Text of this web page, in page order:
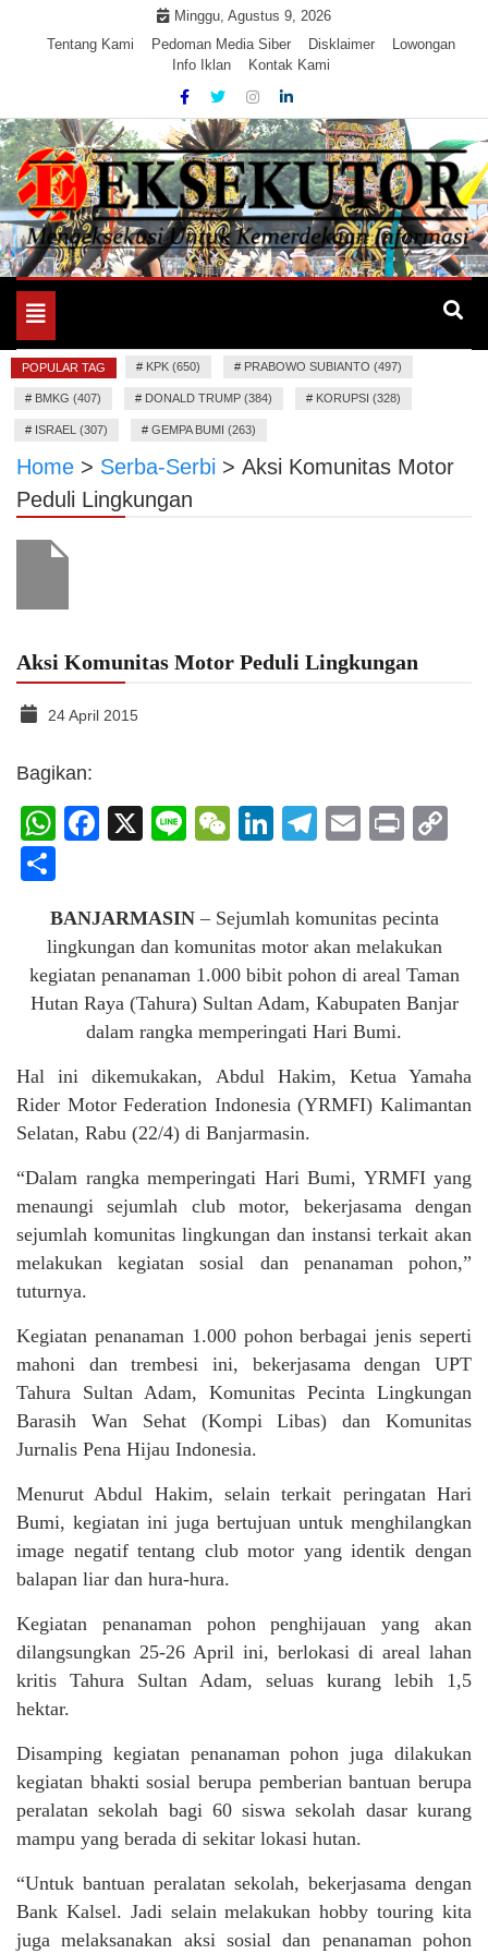
Minggu, Agustus 9, 2026
Tentang Kami
Pedoman Media Siber Disklaimer
Lowongan
Info Iklan
Kontak Kami
EKSEKUTOR
Mengeksekusi Berita Untuk Kemerdekaan dan Keadilan
Toggle
navigation
POPULAR TAG # KPK (650) # PRABOWO SUBIANTO (497)
# BMKG (407) # DONALD TRUMP (384) # KORUPSI (328)
# ISRAEL (307) # GEMPA BUMI (263)
Home > Serba-Serbi > Aksi Komunitas Motor
Peduli Lingkungan
Aksi Komunitas Motor Peduli Lingkungan
24 April 2015
Bagikan:
WhatsApp
Facebook
X LineWeChat
LinkedIn
Telegram
Email
Print
BANJARMASIN– Sejumlah komunitas pecinta
lingkungan dan komunitas motor akan melakukan
kegiatan penanaman 1.000 bibit pohon di areal Taman
Hutan Raya (Tahura) Sultan Adam, Kabupaten Banjar
dalam rangka memperingati Hari Bumi.
Hal ini dikemukakan, Abdul Hakim, Ketua Yamaha
Rider Motor Federation Indonesia (YRMFI) Kalimantan
Selatan, Rabu (22/4) di Banjarmasin.
“Dalam rangka memperingati Hari Bumi, YRMFI yang
menaungi sejumlah club motor, bekerjasama dengan
sejumlah komunitas lingkungan dan instansi terkait akan
melakukan kegiatan sosial dan penanaman pohon,”
tuturnya.
Kegiatan penanaman 1.000 pohon berbagai jenis seperti
mahoni dan trembesi ini, bekerjasama dengan UPT
Tahura Sultan Adam, Komunitas Pecinta Lingkungan
Barasih Wan Sehat (Kompi Libas) dan Komunitas
Jurnalis Pena Hijau Indonesia.
Menurut Abdul Hakim, selain terkait peringatan Hari
Bumi, kegiatan ini juga bertujuan untuk menghilangkan
image negatif tentang club motor yang identik dengan
balapan liar dan hura-hura.
Kegiatan penanaman pohon penghijauan yang akan
dilangsungkan 25-26 April ini, berlokasi di areal lahan
kritis Tahura Sultan Adam, seluas kurang lebih 1,5
hektar.
Disamping kegiatan penanaman pohon juga dilakukan
kegiatan bhakti sosial berupa pemberian bantuan berupa
peralatan sekolah bagi 60 siswa sekolah dasar kurang
mampu yang berada di sekitar lokasi hutan.
“Untuk bantuan peralatan sekolah, bekerjasama dengan
Bank Kalsel. Jadi selain melakukan hobby touring kita
juga melaksanakan aksi sosial dan penanaman pohon